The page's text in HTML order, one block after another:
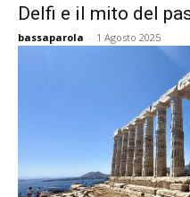
Delfi e il mito del
bassaparola - 1 Agosto 2025